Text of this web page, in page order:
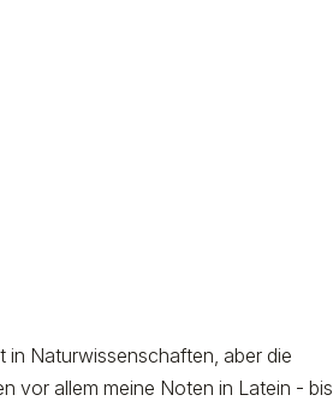
in Naturwissenschaften, aber die
vor allem meine Noten in Latein - bis